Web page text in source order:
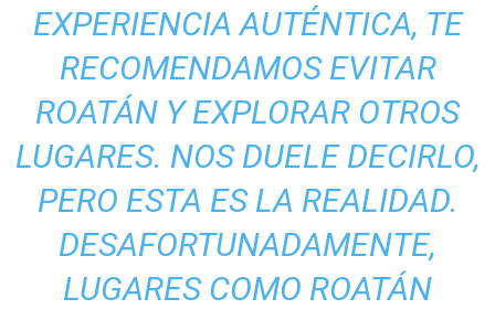
EXPERIENCIA AUTÉNTICA, TE
RECOMENDAMOS EVITAR
ROATÁN Y EXPLORAR OTROS
LUGARES. NOS DUELE DECIRLO,
PERO ESTA ES LA REALIDAD.
DESAFORTUNADAMENTE,
LUGARES COMO ROATÁN